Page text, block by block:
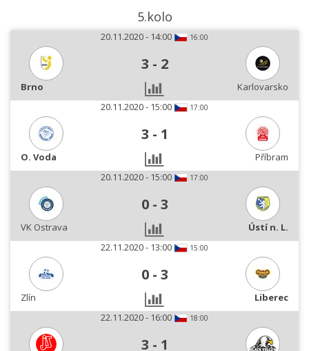
5.kolo
20.11.2020 - 14:00 16:00
3 - 2
Brno
Karlovarsko
20.11.2020 - 15:00
17:00
3 - 1
O. Voda
Příbram
20.11.2020 - 15:00
17:00
0 - 3
VK Ostrava
Ústí n. L.
22.11.2020 - 13:00
15:00
0 - 3
Zlín
Liberec
22.11.2020 - 16:00
18:00
3 - 1